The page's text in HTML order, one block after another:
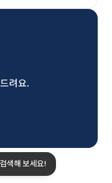
려요.
색해 보세요!